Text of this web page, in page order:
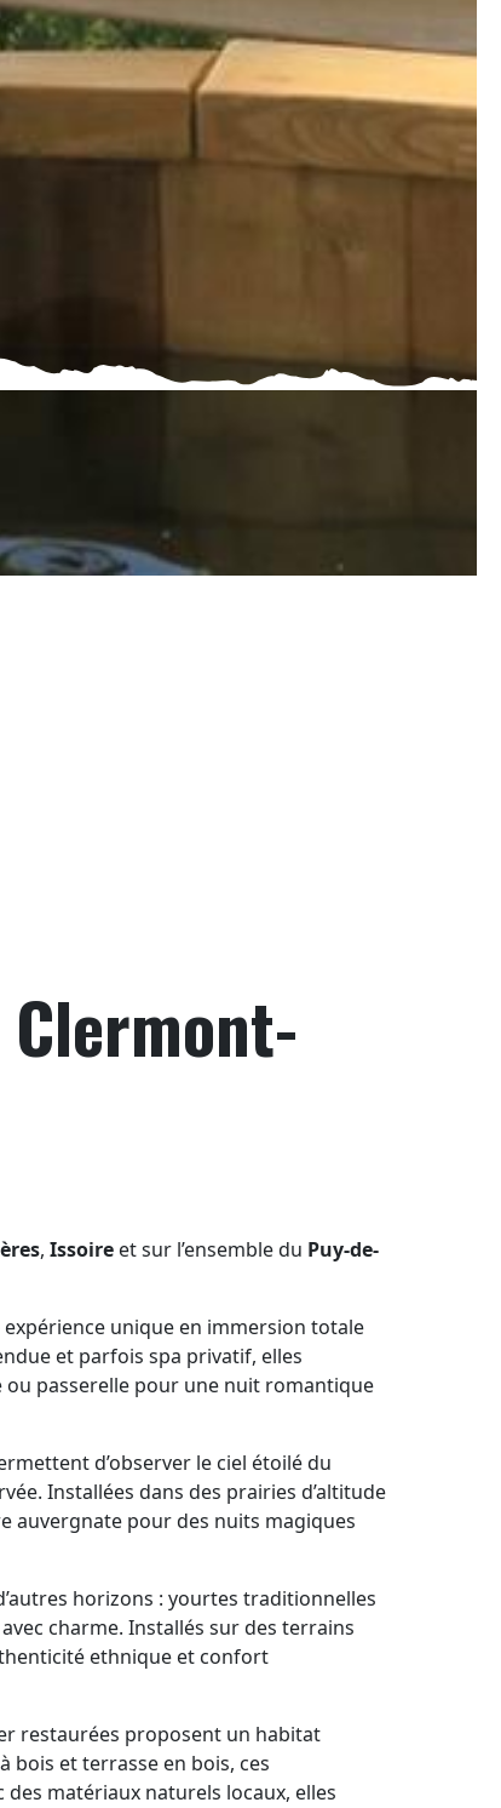
, Issoire et sur l’ensemble du Puy-de-
unique en immersion totale
et parfois spa privatif, elles
ou passerelle pour une nuit romantique
d’observer le ciel étoilé du
Installées dans des prairies d’altitude
auvergnate pour des nuits magiques
horizons : yourtes traditionnelles
charme. Installés sur des terrains
ethnique et confort
restaurées proposent un habitat
bois et terrasse en bois, ces
matériaux naturels locaux, elles